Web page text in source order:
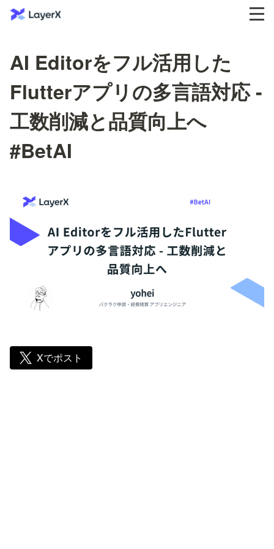
AI Editorをフル活用した
Flutterアプリの多言語対応 -
工数削減と品質向上へ
#BetAI
Xでポスト